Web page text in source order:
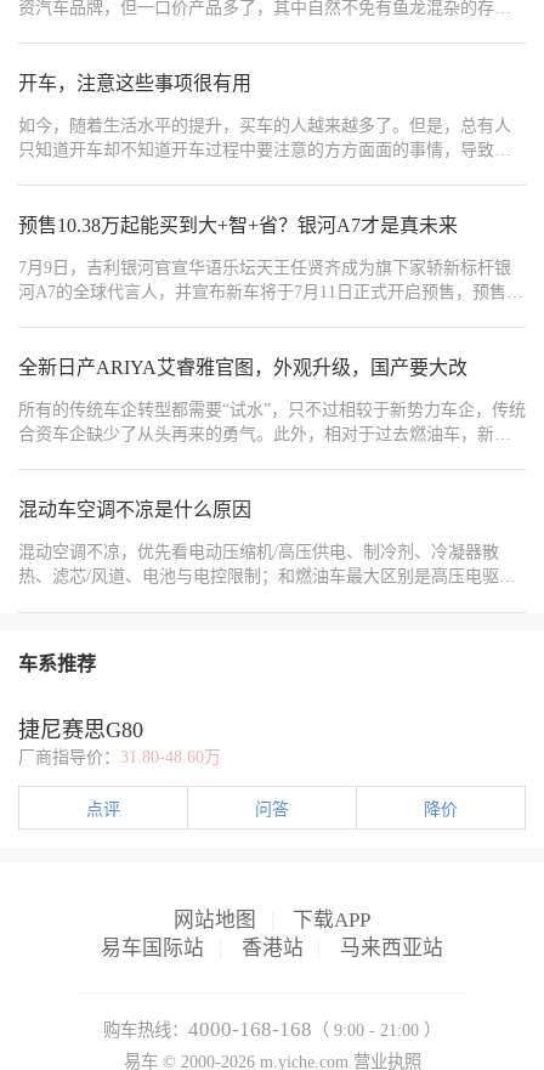
资汽车品牌，但一口价产品多了，其中自然不免有鱼龙混杂的存
开车，注意这些事项很有用
如今，随着生活水平的提升，买车的人越来越多了。但是，总有人
只知道开车却不知道开车过程中要注意的方方面面的事情，导致有
友参考。
预售10.38万起能买到大+智+省？银河A7才是真未来
7月9日，吉利银河官宣华语乐坛天王任贤齐成为旗下家轿新标杆银
河A7的全球代言人，并宣布新车将于7月11日正式开启预售，预售价
全新日产ARIYA艾睿雅官图，外观升级，国产要大改
所有的传统车企转型都需要“试水”，只不过相较于新势力车企，传统
合资车企缺少了从头再来的勇气。此外，相对于过去燃油车，新能
混动车空调不凉是什么原因
混动空调不凉，优先看电动压缩机/高压供电、制冷剂、冷凝器散
热、滤芯/风道、电池与电控限制；和燃油车最大区别是高压电驱动
🧹 滤芯堵死：空调滤芯脏→风量小、体感不凉；1–2万公里换 。 ​ -
🚗 亏电/纯电受限：低电量时为保动力，空调功率被限；切混动模
脚。
车系推荐
捷尼赛思G80
厂商指导价： 31.80-48.60万
点评 问答 降价
网站地图
下载APP
易车国际站
香港站 马来西亚站
购车热线： 4000-168-168 （ 9:00 - 21:00 ）
易车 © 2000-2026m.yiche.com 营业执照